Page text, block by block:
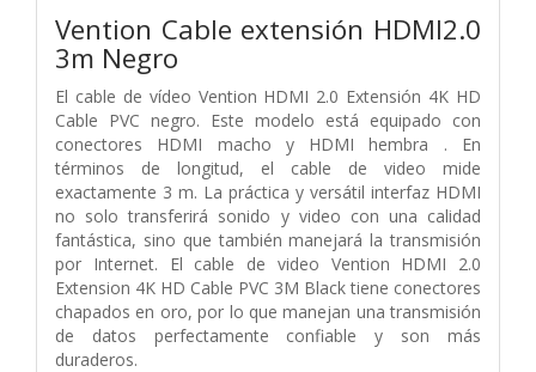
Vention Cable extensión HDMI2.0
3m Negro
El cable de vídeo Vention HDMI 2.0 Extensión 4K HD
Cable PVC negro. Este modelo está equipado con
conectores HDMI macho y HDMI hembra . En
términos de longitud, el cable de video mide
exactamente 3 m. La práctica y versátil interfaz HDMI
no solo transferirá sonido y video con una calidad
fantástica, sino que también manejará la transmisión
por Internet. El cable de video Vention HDMI 2.0
Extension 4K HD Cable PVC 3M Black tiene conectores
chapados en oro, por lo que manejan una transmisión
de datos perfectamente confiable y son más
duraderos.